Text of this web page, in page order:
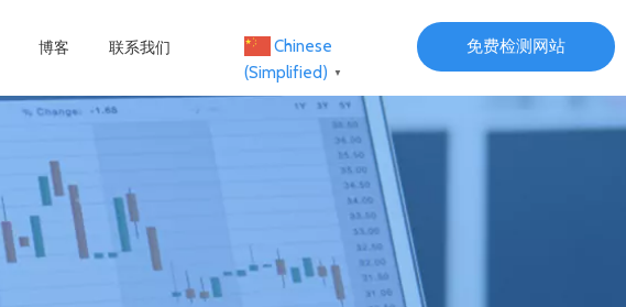
博客 联系我们
Chinese
(Simplified)
▼
免费检测网站